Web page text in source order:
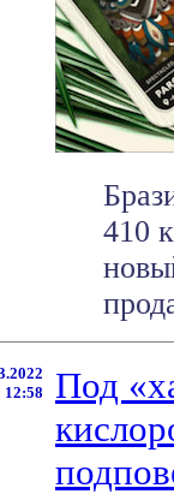
410
12:58
Под